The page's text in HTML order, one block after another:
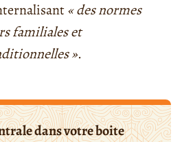
« des normes
familiales et
».
dans votre boite